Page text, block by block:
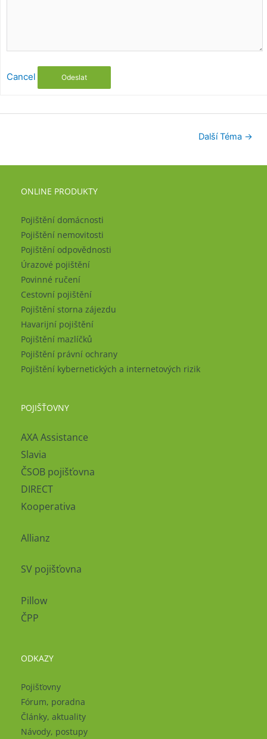
Cancel Odeslat
Další Téma →
ONLINE PRODUKTY
Pojištění domácnosti
Pojištění nemovitosti
Pojištění odpovědnosti
Úrazové pojištění
Povinné ručení
Cestovní pojištění
Pojištění storna zájezdu
Havarijní pojištění
Pojištění mazlíčků
Pojištění právní ochrany
Pojištění kybernetických a internetových rizik
POJIŠŤOVNY
AXA Assistance
Slavia
ČSOB pojišťovna
DIRECT
Kooperativa
Allianz
SV pojišťovna
Pillow
ČPP
ODKAZY
Pojišťovny
Fórum, poradna
Články, aktuality
Návody, postupy